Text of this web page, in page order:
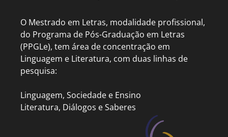
O Mestrado em Letras, modalidade profissional,
do Programa de Pós-Graduação em Letras
(PPGLe), tem área de concentração em
Linguagem e Literatura, com duas linhas de
pesquisa:
Linguagem, Sociedade e Ensino
Literatura, Diálogos e Saberes